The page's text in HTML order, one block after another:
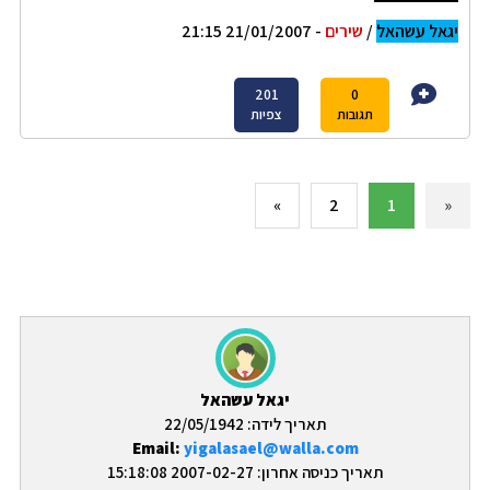
יגאל עשהאל
תאריך לידה: 22/05/1942
Email: yigalasael@walla.com
תאריך כניסה אחרון: 2007-02-27 15:18:08
יגאל עשהאל/ שירים - 21/01/2007 21:15
0
תגובות
201
צפיות
«
1
2
»